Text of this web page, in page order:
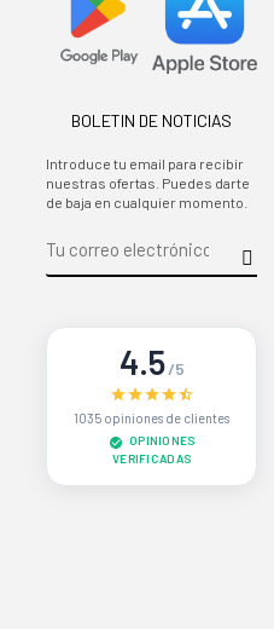
BOLETIN DE NOTICIAS
Introduce tu email para recibir
nuestras ofertas. Puedes darte
de baja en cualquier momento.
4.5/5
1035 opiniones de clientes
OPINIONES
VERIFICADAS